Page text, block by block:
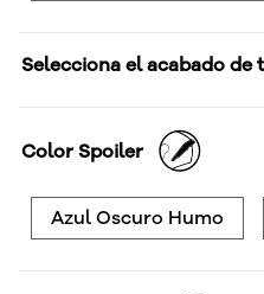
Selecciona el acabado de
Color Spoiler
Azul Oscuro Humo